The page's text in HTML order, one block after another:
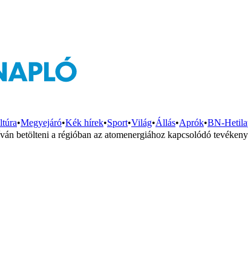
•Megyejáró•Kék hírek•Sport•Világ•Állás•Aprók•BN-
betölteni a régióban az atomenergiához kapcsolódó